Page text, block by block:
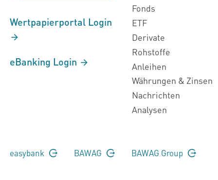
Wertpapierportal Login
eBanking Login
Fonds
ETF
Derivate
Rohstoffe
Anleihen
Währungen & Zinsen
Nachrichten
Analysen
easybank BAWAG BAWAG Group